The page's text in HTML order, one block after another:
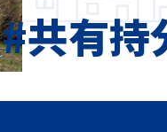
#共有持